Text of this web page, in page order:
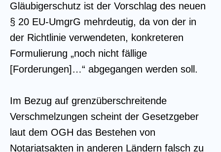
Gläubigerschutz ist der Vorschlag des neuen
§ 20 EU-UmgrG mehrdeutig, da von der in
der Richtlinie verwendeten, konkreteren
Formulierung „noch nicht fällige
[Forderungen]…“ abgegangen werden soll.
Im Bezug auf grenzüberschreitende
Verschmelzungen scheint der Gesetzgeber
laut dem OGH das Bestehen von
Notariatsakten in anderen Ländern falsch zu